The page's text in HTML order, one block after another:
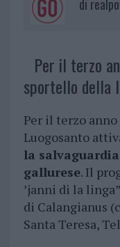
di
Per il terzo
sportello della
Per il terzo
Luogosanto
la
gallurese. Il
’janni di la
di Calangianus
Santa Teresa,